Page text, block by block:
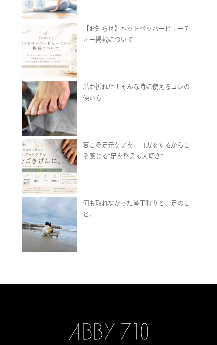
【お知らせ】ホットペッパービューテ
ィー掲載について
爪が折れた！そんな時に使えるコレの
使い方
夏こそ足元ケアを。ヨガをするからこ
そ感じる“足を整える大切さ”
何も取れなかった潮干狩りと、足のこ
と。